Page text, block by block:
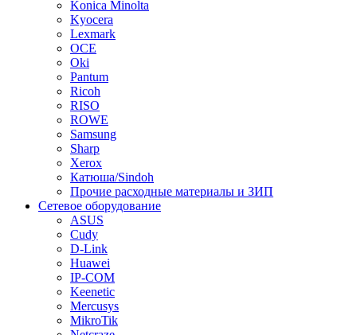
Konica Minolta
Kyocera
Lexmark
OCE
Oki
Pantum
Ricoh
RISO
ROWE
Samsung
Sharp
Xerox
Катюша/Sindoh
Прочие расходные материалы и ЗИП
Сетевое оборудование
ASUS
Cudy
D-Link
Huawei
IP-COM
Keenetic
Mercusys
MikroTik